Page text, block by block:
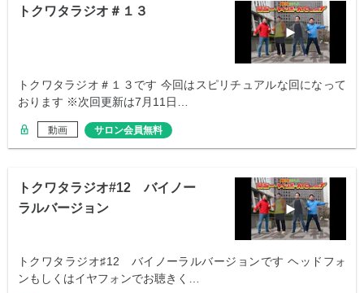
トクワタラジオ＃１３
トクワタラジオ＃１３です 今回はスピリチュアルな回になって
おります ※次回更新は7月11日…
動画 サロン会員無料
トクワタラジオ#12 バイノー
ラルバージョン
トクワタラジオ♯12 バイノーラルバージョンです ヘッドフォ
ンもしくはイヤフォンでお聴きく…